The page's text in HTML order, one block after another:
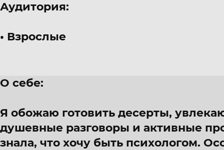
Аудитория:
Взрослые
О себе:
Я обожаю готовить десерты,
душевные разговоры и активные
знала, что хочу быть психологом.